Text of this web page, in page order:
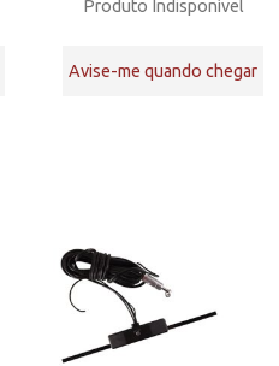
Produto Indisponível
Avise-me quando chegar